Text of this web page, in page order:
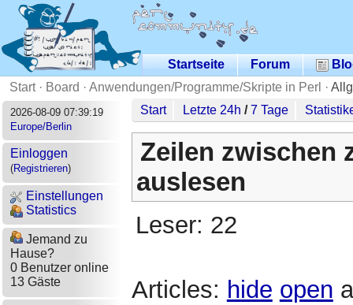
Startseite Forum
Start· Board · Anwendungen/Programme/Skripte in Perl ·
2026-08-09 07:39:19
Europe/Berlin
Einloggen
(Registrieren)
Einstellungen
Statistics
Jemand zu
Hause?
0 Benutzer online
13 Gäste
Start Letzte 24h /7 Tage
Zeilen zwischen
auslesen
Leser: 22
Articles: hide open